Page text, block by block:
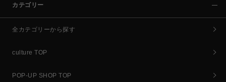
カテゴリー
全カテゴリーから探す
culture TOP
POP-UP SHOP TOP